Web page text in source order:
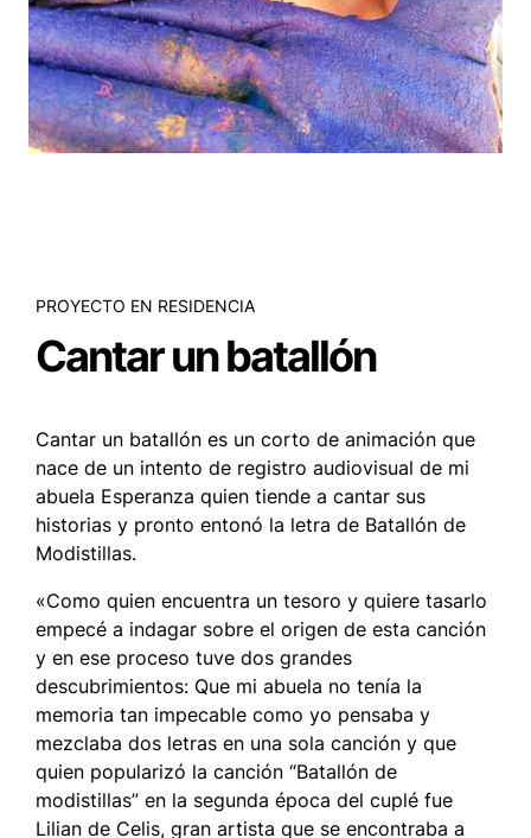
PROYECTO EN RESIDENCIA
Cantar un batallón
Cantar un batallónes un corto de animación que
nace de un intento de registro audiovisual de mi
abuela Esperanza quien tiende a cantar sus
historias y pronto entonó la letra de Batallón de
Modistillas.
«Como quien encuentra un tesoro y quiere tasarlo
empecé a indagar sobre el origen de esta canción
y en ese proceso tuve dos grandes
descubrimientos: Que mi abuela no tenía la
memoria tan impecable como yo pensaba y
mezclaba dos letras en una sola canción y que
quien popularizó la canción “Batallón de
modistillas” en la segunda época del cuplé fue
Lilian de Celis, gran artista que se encontraba a